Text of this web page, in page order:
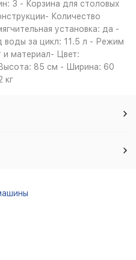
3 - Корзина для столовых
Количество
установка: да -
за цикл: 11.5 л - Режим
и материал- Цвет:
85 см - Ширина: 60
кг